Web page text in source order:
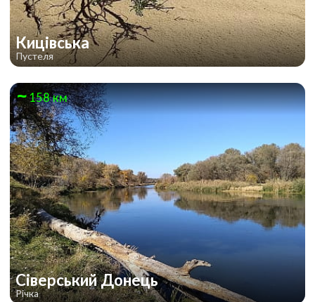
Кицівська
Пустеля
158 км
Сіверський Донець
Річка